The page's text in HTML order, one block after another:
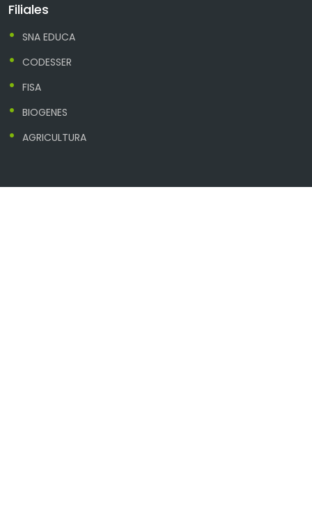
Filiales
SNA EDUCA
CODESSER
FISA
BIOGENES
AGRICULTURA